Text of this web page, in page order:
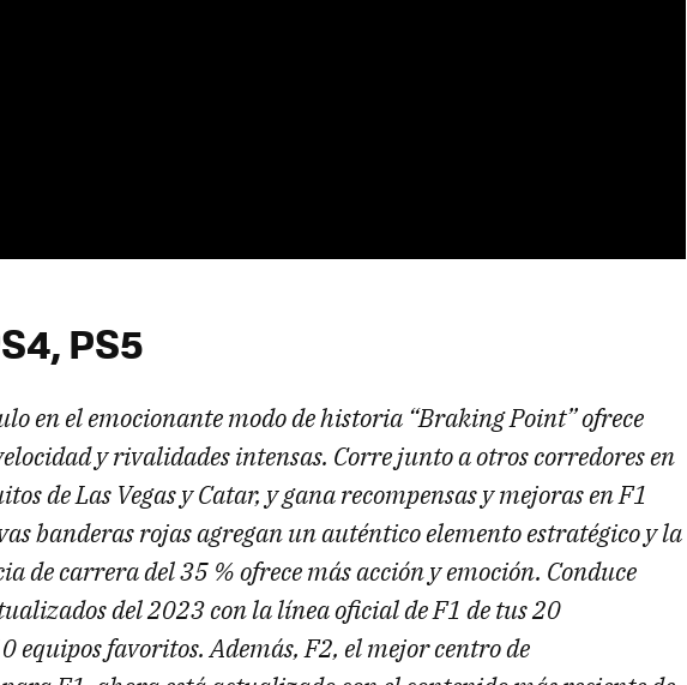
PS5
en el emocionante modo de historia “Braking Point” ofrece
y rivalidades intensas. Corre junto a otros corredores en
de Las Vegas y Catar, y gana recompensas y mejoras en F1
banderas rojas agregan un auténtico elemento estratégico y la
de carrera del 35 % ofrece más acción y emoción. Conduce
del 2023 con la línea oficial de F1 de tus 20
equipos favoritos. Además, F2, el mejor centro de